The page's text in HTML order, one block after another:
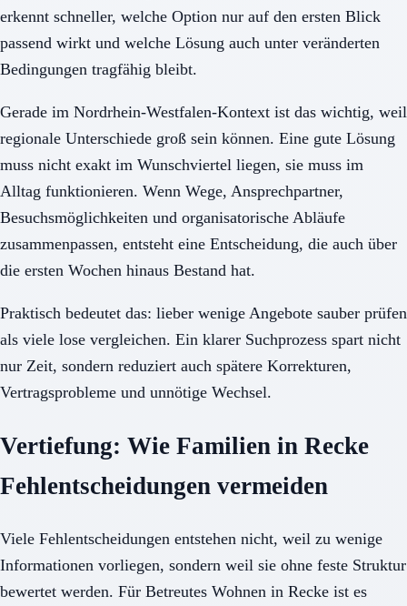
erkennt schneller, welche Option nur auf den ersten Blick
passend wirkt und welche Lösung auch unter veränderten
Bedingungen tragfähig bleibt.
Gerade im Nordrhein-Westfalen-Kontext ist das wichtig, weil
regionale Unterschiede groß sein können. Eine gute Lösung
muss nicht exakt im Wunschviertel liegen, sie muss im
Alltag funktionieren. Wenn Wege, Ansprechpartner,
Besuchsmöglichkeiten und organisatorische Abläufe
zusammenpassen, entsteht eine Entscheidung, die auch über
die ersten Wochen hinaus Bestand hat.
Praktisch bedeutet das: lieber wenige Angebote sauber prüfen
als viele lose vergleichen. Ein klarer Suchprozess spart nicht
nur Zeit, sondern reduziert auch spätere Korrekturen,
Vertragsprobleme und unnötige Wechsel.
Vertiefung: Wie Familien in Recke
Fehlentscheidungen vermeiden
Viele Fehlentscheidungen entstehen nicht, weil zu wenige
Informationen vorliegen, sondern weil sie ohne feste Struktur
bewertet werden. Für Betreutes Wohnen in Recke ist es